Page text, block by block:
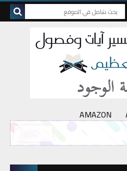
AMAZON